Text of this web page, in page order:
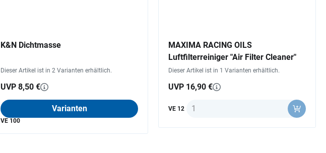
K&N Dichtmasse
Dieser Artikel ist in 2 Varianten erhältlich.
UVP 8,50 €
Varianten
VE 100
MAXIMA RACING OILS
Luftfilterreiniger "Air Filter Cleaner"
Dieser Artikel ist in 1 Varianten erhältlich.
UVP 16,90 €
VE 12 Anzahl